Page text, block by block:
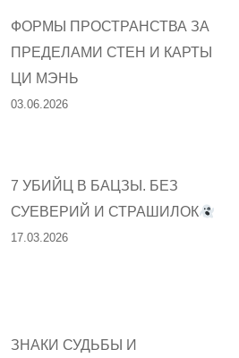
ФОРМЫ ПРОСТРАНСТВА ЗА
ПРЕДЕЛАМИ СТЕН И КАРТЫ
ЦИ МЭНЬ
03.06.2026
7 УБИЙЦ В БАЦЗЫ. БЕЗ
СУЕВЕРИЙ И СТРАШИЛОК
17.03.2026
ЗНАКИ СУДЬБЫ И